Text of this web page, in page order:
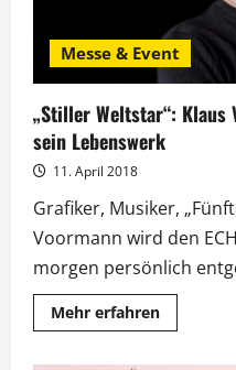
Messe & Event
„Stiller Weltstar“: Klaus
sein Lebenswerk
11. April 2018
Grafiker, Musiker,
Voormann wird den
morgen persönlich
Mehr erfahrenMehr